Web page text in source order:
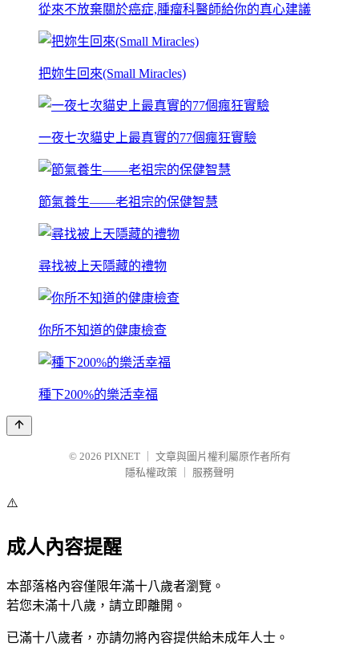
從來不放棄關於癌症,腫瘤科醫師給你的真心建議
把妳生回來(Small Miracles)
一夜七次貓史上最真實的77個瘋狂實驗
節氣養生——老祖宗的保健智慧
尋找被上天隱藏的禮物
你所不知道的健康檢查
種下200%的樂活幸福
© 2026 PIXNET
文章與圖片權利屬原作者所有
隱私權政策
服務聲明
⚠️
成人內容提醒
本部落格內容僅限年滿十八歲者瀏覽。
若您未滿十八歲，請立即離開。
已滿十八歲者，亦請勿將內容提供給未成年人士。